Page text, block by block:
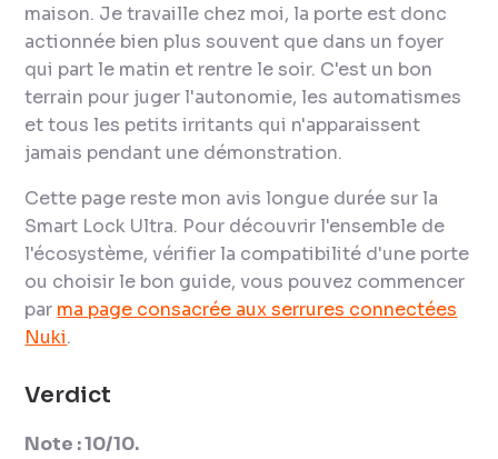
maison. Je travaille chez moi, la porte est donc
actionnée bien plus souvent que dans un foyer
qui part le matin et rentre le soir. C'est un bon
terrain pour juger l'autonomie, les automatismes
et tous les petits irritants qui n'apparaissent
jamais pendant une démonstration.
Cette page reste mon avis longue durée sur la
Smart Lock Ultra. Pour découvrir l'ensemble de
l'écosystème, vérifier la compatibilité d'une porte
ou choisir le bon guide, vous pouvez commencer
par ma page consacrée aux serrures connectées
Nuki.
Verdict
Note : 10/10.